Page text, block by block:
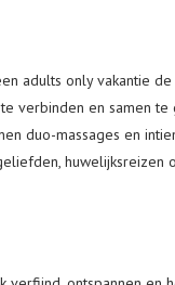
adults only vakantie
verbinden en samen
duo-massages en